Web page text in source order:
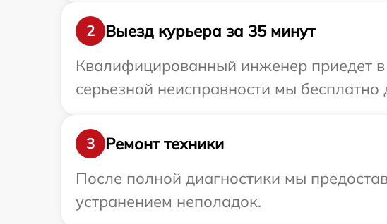
2
Выезд курьера за 35 минут
Квалифицированный инженер приедет в
серьезной неисправности мы бесплатно
3
Ремонт техники
После полной диагностики мы
устранением неполадок.